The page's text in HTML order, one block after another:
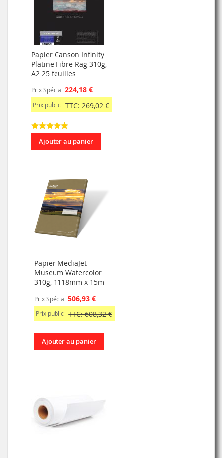
Papier Canson Infinity
Platine Fibre Rag 310g,
A2 25 feuilles
Prix Spécial 224,18 €
Prix public TTC: 269,02 €
Ajouter au panier
Papier MediaJet
Museum Watercolor
310g, 1118mm x 15m
Prix Spécial 506,93 €
Prix public TTC: 608,32 €
Ajouter au panier